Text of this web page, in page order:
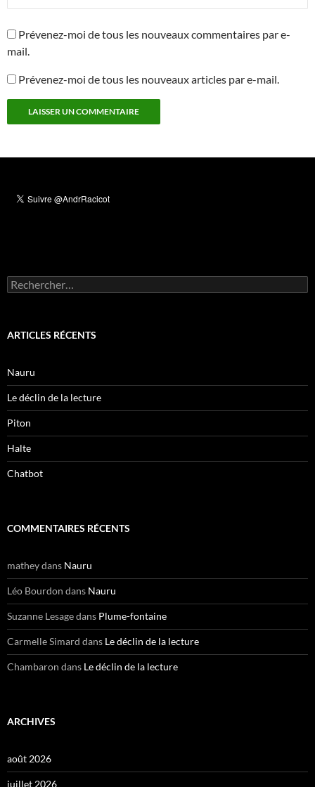
Prévenez-moi de tous les nouveaux commentaires par e-
mail.
Prévenez-moi de tous les nouveaux articles par e-mail.
Rechercher :
ARTICLES RÉCENTS
Nauru
Le déclin de la lecture
Piton
Halte
Chatbot
COMMENTAIRES RÉCENTS
matheydans Nauru
Léo Bourdon dans Nauru
Suzanne Lesagedans Plume-fontaine
Carmelle Simard dans Le déclin de la lecture
Chambaron dans Le déclin de la lecture
ARCHIVES
août 2026
juillet 2026